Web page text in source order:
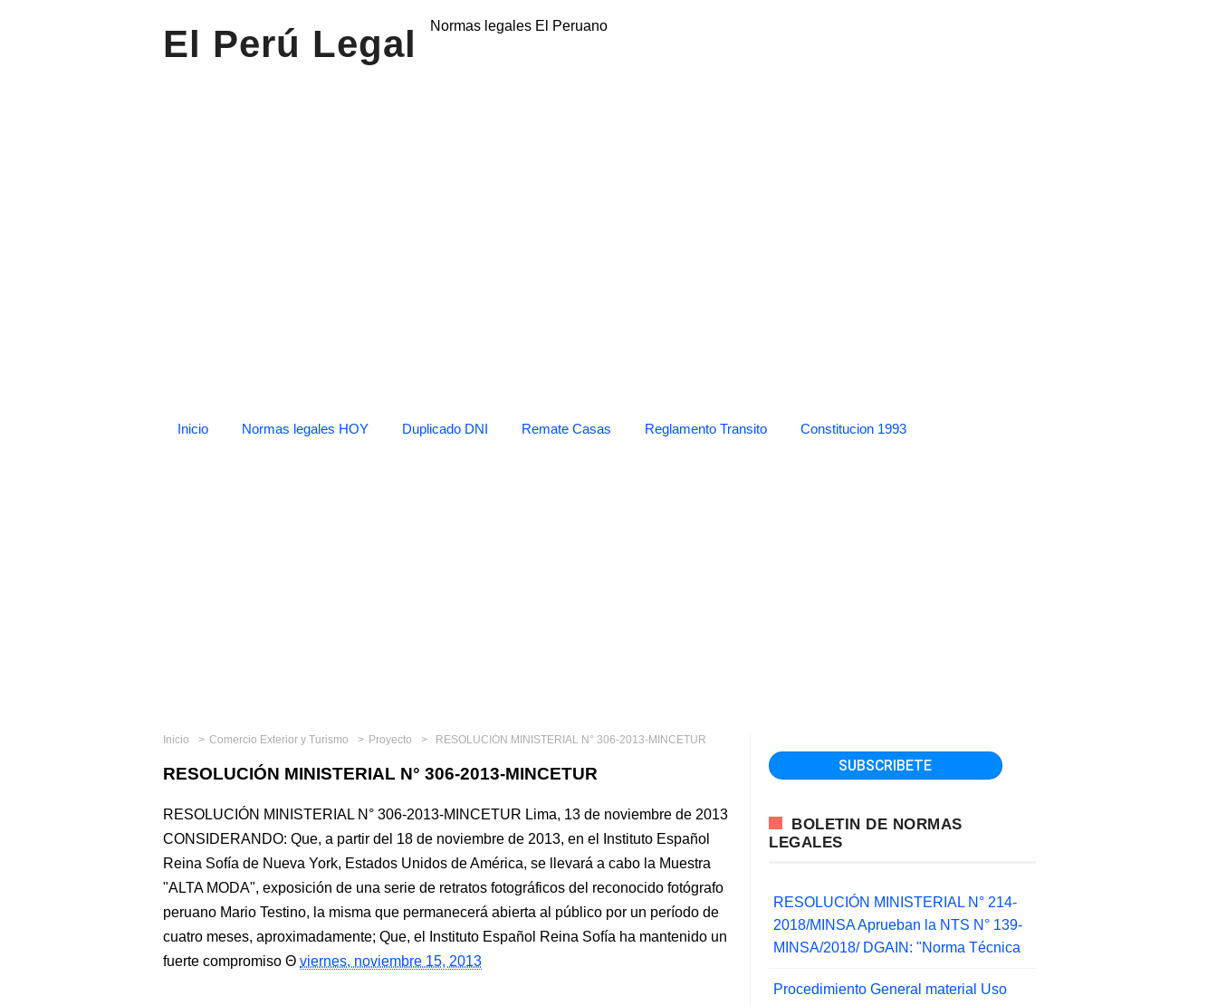
El Perú Legal Normas legales El Peruano
Inicio Normas legales HOY Duplicado DNI Remate Casas Reglamento Transito Constitucion 1993
Inicio Comercio Exterior y Turismo Proyecto RESOLUCIÓN MINISTERIAL N° 306-2013-MINCETUR
RESOLUCIÓN MINISTERIAL N° 306-2013-MINCETUR
RESOLUCIÓN MINISTERIAL N° 306-2013-MINCETUR Lima, 13 de noviembre de 2013
CONSIDERANDO: Que, a partir del 18 de noviembre de 2013, en el Instituto Español
Reina Sofía de Nueva York, Estados Unidos de América, se llevará a cabo la Muestra
"ALTA MODA", exposición de una serie de retratos fotográficos del reconocido fotógrafo
peruano Mario Testino, la misma que permanecerá abierta al público por un período de
cuatro meses, aproximadamente; Que, el Instituto Español Reina Sofía ha mantenido un
fuerte compromiso
viernes, noviembre 15, 2013
BOLETIN DE NORMAS
LEGALES
RESOLUCIÓN MINISTERIAL N° 214-
2018/MINSA Aprueban la NTS N° 139-
MINSA/2018/ DGAIN: "Norma Técnica
Procedimiento General material Uso